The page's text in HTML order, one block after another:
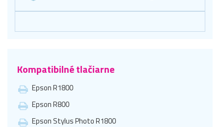
Kompatibilné tlačiarne
Epson R1800
Epson R800
Epson Stylus Photo R1800